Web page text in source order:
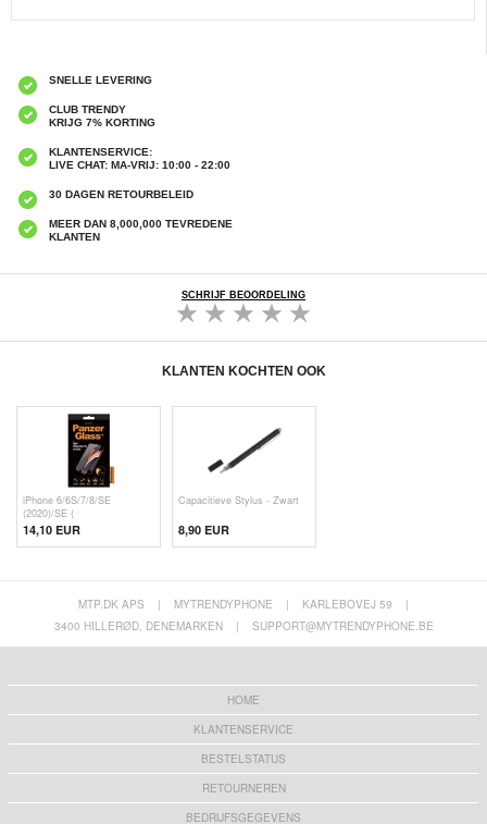
SNELLE LEVERING
CLUB TRENDY
KRIJG 7% KORTING
KLANTENSERVICE:
LIVE CHAT: MA-VRIJ: 10:00 - 22:00
30 DAGEN RETOURBELEID
MEER DAN 8,000,000 TEVREDENE
KLANTEN
SCHRIJF BEOORDELING
KLANTEN KOCHTEN OOK
iPhone 6/6S/7/8/SE
(2020)/SE (
14,10 EUR
Capacitieve Stylus - Zwart
8,90 EUR
MTP.DK APS | MYTRENDYPHONE | KARLEBOVEJ 59
|
3400 HILLERØD, DENEMARKEN
| SUPPORT@MYTRENDYPHONE.BE
HOME
KLANTENSERVICE
BESTELSTATUS
RETOURNEREN
BEDRIJFSGEGEVENS